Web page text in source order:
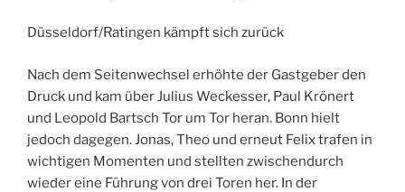
Düsseldorf/Ratingen kämpft sich zurück
Nach dem Seitenwechsel erhöhte der Gastgeber den
Druck und kam über Julius Weckesser, Paul Krönert
und Leopold Bartsch Tor um Tor heran. Bonn hielt
jedoch dagegen. Jonas, Theo und erneut Felix trafen in
wichtigen Momenten und stellten zwischendurch
wieder eine Führung von drei Toren her. In der